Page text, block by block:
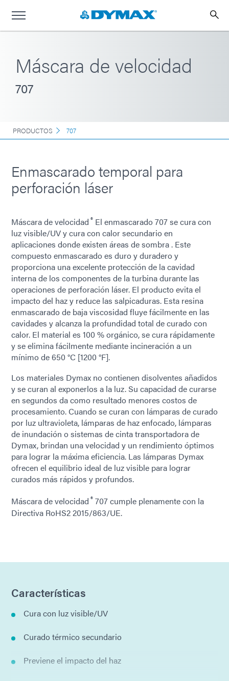
Máscara de velocidad
707
PRODUCTOS 707
Enmascarado temporal para
perforación láser
Máscara de velocidad ® El enmascarado 707 se cura con
luz visible/UV y cura con calor secundario en
aplicaciones donde existen áreas de sombra . Este
compuesto enmascarado es duro y duradero y
proporciona una excelente protección de la cavidad
interna de los componentes de la turbina durante las
operaciones de perforación láser. El producto evita el
impacto del haz y reduce las salpicaduras. Esta resina
enmascarado de baja viscosidad fluye fácilmente en las
cavidades y alcanza la profundidad total de curado con
calor. El material es 100 % orgánico, se cura rápidamente
y se elimina fácilmente mediante incineración a un
mínimo de 650 °C [1200 °F].
Los materiales Dymax no contienen disolventes añadidos
y se curan al exponerlos a la luz. Su capacidad de curarse
en segundos da como resultado menores costos de
procesamiento. Cuando se curan con lámparas de curado
por luz ultravioleta, lámparas de haz enfocado, lámparas
de inundación o sistemas de cinta transportadora de
Dymax, brindan una velocidad y un rendimiento óptimos
para lograr la máxima eficiencia. Las lámparas Dymax
ofrecen el equilibrio ideal de luz visible para lograr
curados más rápidos y profundos.
Máscara de velocidad ® 707 cumple plenamente con la
Directiva RoHS2 2015/863/UE.
Características
Cura con luz visible/UV
Curado térmico secundario
Previene el impacto del haz